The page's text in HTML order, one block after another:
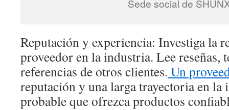
Sede social de
Reputación y experiencia: Investiga la
proveedor en la industria. Lee reseñas,
referencias de otros clientes. Un
reputación y una larga trayectoria en la
probable que ofrezca productos